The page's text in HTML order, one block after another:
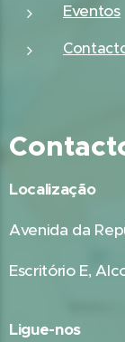
Eventos
Localização
Avenida da
Escritório E,
Ligue-nos